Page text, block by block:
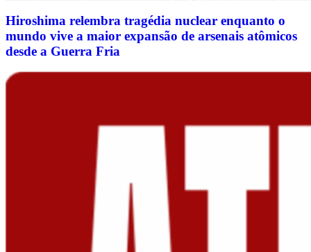
Hiroshima relembra tragédia nuclear enquanto o
mundo vive a maior expansão de arsenais atômicos
desde a Guerra Fria